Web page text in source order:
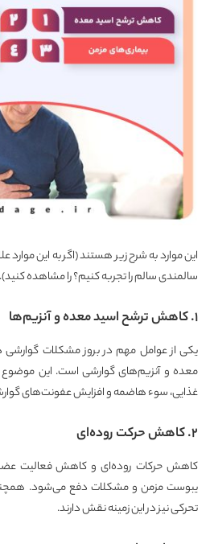
این موارد به شرح زیر هستند (اگر به این موارد
سالمندی سالم را تجربه کنیم؟را مشاهده کنید).
۱. کاهش ترشح اسید معده و آنزیم‌ها
یکی از عوامل مهم در بروز مشکلات
معده و آنزیم‌های گوارشی است. این
غذایی، سوء هاضمه و افزایش عفونت‌های
۲. کاهش حرکت روده‌ای
کاهش حرکات روده‌ای و کاهش فعالیت
یبوست مزمن و مشکلات دفع می‌شود.
تحرکی نیز در این زمینه نقش دارند.